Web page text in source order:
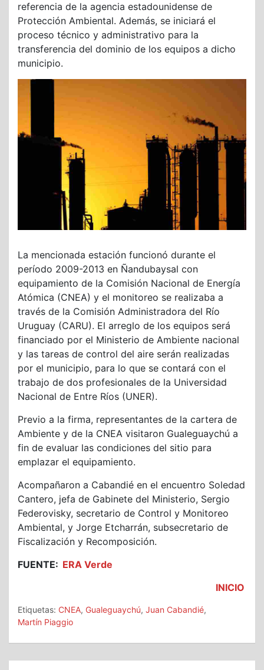
referencia de la agencia estadounidense de
Protección Ambiental. Además, se iniciará el
proceso técnico y administrativo para la
transferencia del dominio de los equipos a dicho
municipio.
La mencionada estación funcionó durante el
período 2009-2013 en Ñandubaysal con
equipamiento de la Comisión Nacional de Energía
Atómica (CNEA) y el monitoreo se realizaba a
través de la Comisión Administradora del Río
Uruguay (CARU). El arreglo de los equipos será
financiado por el Ministerio de Ambiente nacional
y las tareas de control del aire serán realizadas
por el municipio, para lo que se contará con el
trabajo de dos profesionales de la Universidad
Nacional de Entre Ríos (UNER).
Previo a la firma, representantes de la cartera de
Ambiente y de la CNEA visitaron Gualeguaychú a
fin de evaluar las condiciones del sitio para
emplazar el equipamiento.
Acompañaron a Cabandié en el encuentro Soledad
Cantero, jefa de Gabinete del Ministerio, Sergio
Federovisky, secretario de Control y Monitoreo
Ambiental, y Jorge Etcharrán, subsecretario de
Fiscalización y Recomposición.
FUENTE: ERA Verde
INICIO
Etiquetas: CNEA, Gualeguaychú, Juan Cabandié,
Martín Piaggio